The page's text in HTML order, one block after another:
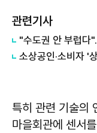
관련기사
특히 관련 기술의
마을회관에 센서